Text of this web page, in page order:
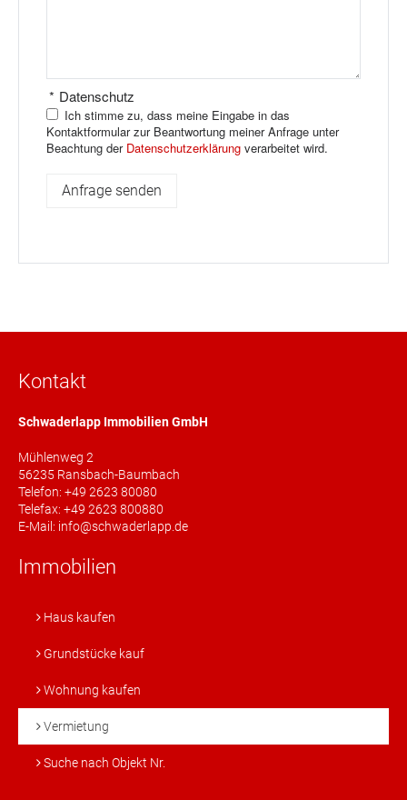
Datenschutz
*
Ich stimme zu, dass meine Eingabe in das
Kontaktformular zur Beantwortung meiner Anfrage unter
Beachtung der Datenschutzerklärung verarbeitet wird.
Kontakt
Schwaderlapp Immobilien GmbH
Mühlenweg 2
56235 Ransbach-Baumbach
Telefon: +49 2623 80080
Telefax: +49 2623 800880
E-Mail: info@schwaderlapp.de
Immobilien
Haus kaufen
Grundstücke kauf
Wohnung kaufen
Vermietung
Suche nach Objekt Nr.